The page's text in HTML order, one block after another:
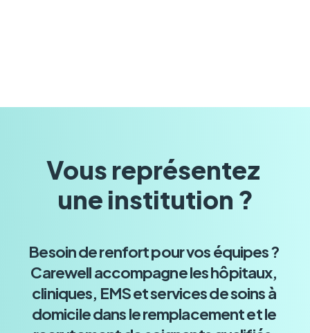
Vous représentez
une institution ?
Besoin de renfort pour vos équipes ?
Carewell accompagne les hôpitaux,
cliniques, EMS et services de soins à
domicile dans le remplacement et le